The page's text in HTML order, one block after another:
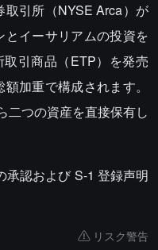
引所（NYSE Arca）が
イーサリアムの投資を
引商品（ETP）を発売
加重で構成されます。
二つの資産を直接保有し
承認および S-1 登録声明
リスク警告